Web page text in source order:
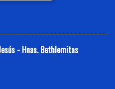
- Hnas. Bethlemitas